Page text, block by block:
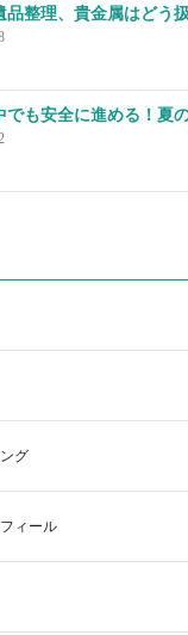
品整理、貴金属はどう
でも安全に進める！夏
グ
ィール